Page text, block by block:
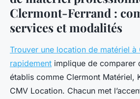
Clermont-Ferrand :
services et modalités
Trouver une location de matériel à
rapidement implique de comparer
établis comme Clermont Matériel,
CMV Location. Chacun met